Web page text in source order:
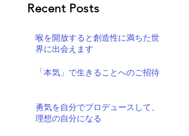
Recent Posts
喉を開放すると創造性に満ちた世
界に出会えます
「本気」で生きることへのご招待
勇気を自分でプロデュースして、
理想の自分になる